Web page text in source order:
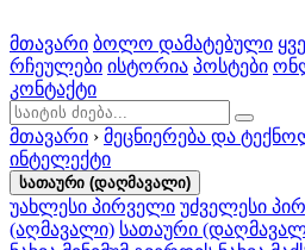
მთავარი ბოლო დამატებული
რჩეულები ისტორია პოსტები
კონტაქტი
მთავარი › მეცნიერება და
ინტელექტი
სათაური (დაღმავალი)
უახლესი პირველი უძველესი
(აღმავალი) სათაური